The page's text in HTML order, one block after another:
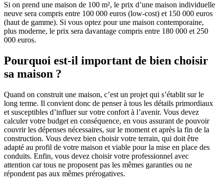
Si on prend une maison de 100 m², le prix d’une maison individuelle
neuve sera compris entre 100 000 euros (low-cost) et 150 000 euros
(haut de gamme). Si vous optez pour une maison contemporaine,
plus moderne, le prix sera davantage compris entre 180 000 et 250
000 euros.
Pourquoi est-il important de bien choisir
sa maison ?
Quand on construit une maison, c’est un projet qui s’établit sur le
long terme. Il convient donc de penser à tous les détails primordiaux
et susceptibles d’influer sur votre confort à l’avenir. Vous devez
calculer votre budget en conséquence, en vous assurant de pouvoir
couvrir les dépenses nécessaires, sur le moment et après la fin de la
construction. Vous devez bien choisir votre terrain, qui doit être
adapté au profil de votre maison et viable pour la mise en place des
conduits. Enfin, vous devez choisir votre professionnel avec
attention car tous ne proposent pas les mêmes garanties ou ne
répondent pas aux mêmes prérogatives.